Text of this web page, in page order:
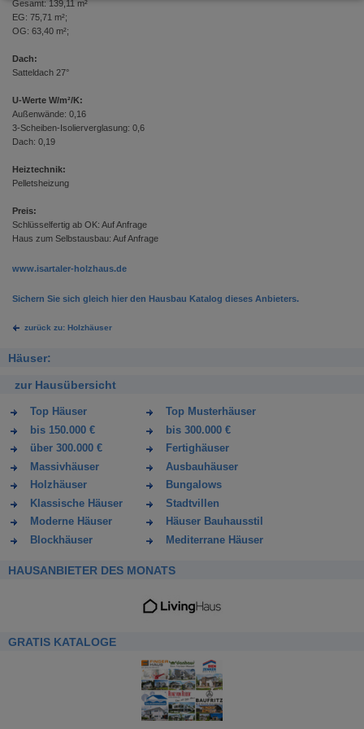
Gesamt: 139,11 m²
EG: 75,71 m²;
OG: 63,40 m²;
Dach:
Satteldach 27°
U-Werte W/m²/K:
Außenwände: 0,16
3-Scheiben-Isolierverglasung: 0,6
Dach: 0,19
Heiztechnik:
Pelletsheizung
Preis:
Schlüsselfertig ab OK: Auf Anfrage
Haus zum Selbstausbau: Auf Anfrage
www.isartaler-holzhaus.de
Sichern Sie sich gleich hier den Hausbau Katalog dieses Anbieters.
zurück zu: Holzhäuser
Häuser:
zur Hausübersicht
Top Häuser
Top Musterhäuser
bis 150.000 €
bis 300.000 €
über 300.000 €
Fertighäuser
Massivhäuser
Ausbauhäuser
Holzhäuser
Bungalows
Klassische Häuser
Stadtvillen
Moderne Häuser
Häuser Bauhausstil
Blockhäuser
Mediterrane Häuser
HAUSANBIETER DES MONATS
GRATIS KATALOGE